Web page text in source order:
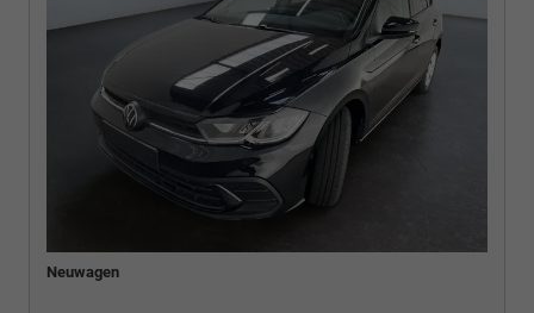
Neuwagen